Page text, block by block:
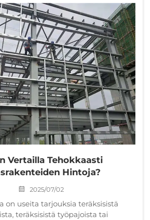
Vertailla Tehokkaasti
Hintoja?
2025/07/02
on useita tarjouksia teräksisistä
teräksisistä työpajoista tai